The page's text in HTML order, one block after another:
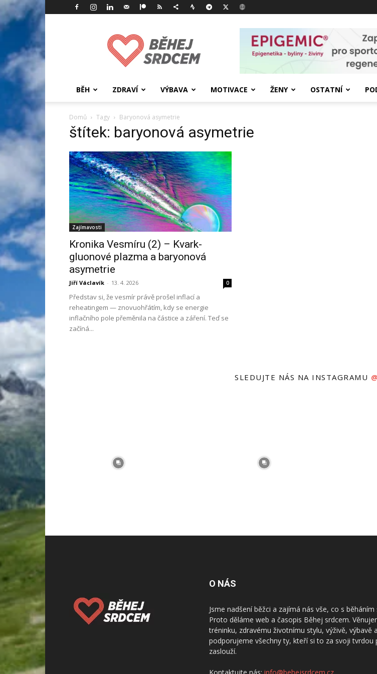
srdcem
BĚH ZDRAVÍ VÝBAVA MOTIVACE ŽENY OSTATNÍ
Domů Tagy Baryonová asymetrie
štítek: baryonová asymetrie
Zajímavosti
Kronika Vesmíru (2) – Kvark-
gluonové plazma a baryonová
asymetrie
Jiří Václavík - 13. 4. 2026 0
Představ si, že vesmír právě prošel inflací a
reheatingem — znovuohřátím, kdy se energie
inflačního pole přeměnila na částice a záření. Teď se
začíná...
SLEDUJTE NÁS NA INSTAGRAMU
O NÁS
Jsme nadšení běžci a zajímá nás vše, co s běháním
Proto děláme web a časopis Běhej srdcem.
tréninku, zdravému životnímu stylu, výživě, výbavě a
podporujeme všechny ty, kteří si to za svoji tvrdou
zaslouží.